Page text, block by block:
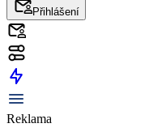
Přihlášení
Reklama